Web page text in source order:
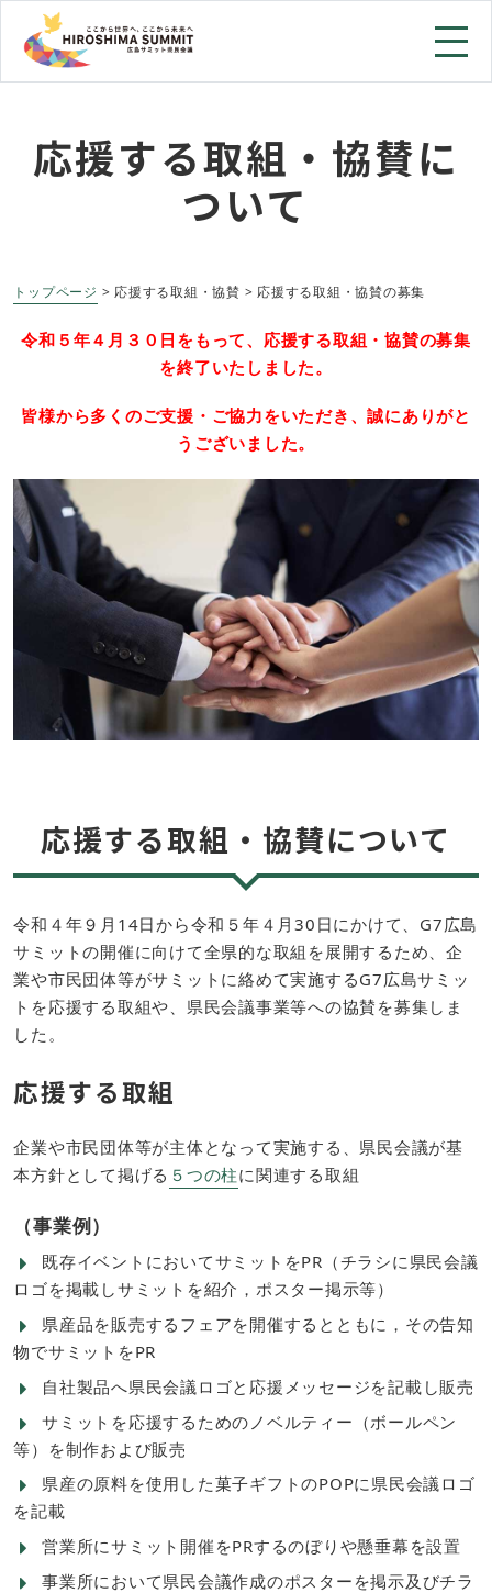
応援する取組・協賛に
ついて
トップページ > 応援する取組・協賛 > 応援する取組・協賛の募集​
令和５年４月３０日をもって、応援する取組・協賛の募集
を終了いたしました。
皆様から多くのご支援・ご協力をいただき、誠にありがと
うございました。
応援する取組・協賛について
令和４年９月14日から令和５年４月30日にかけて、G7広島
サミットの開催に向けて全県的な取組を展開するため、企
業や市民団体等がサミットに絡めて実施するG7広島サミッ
トを応援する取組や、県民会議事業等への協賛を募集しま
した。
応援する取組
企業や市民団体等が主体となって実施する、県民会議が基
本方針として掲げる ５つの柱に関連する取組
（事業例）
既存イベントにおいてサミットをPR（チラシに県民会議
ロゴを掲載しサミットを紹介，ポスター掲示等）
県産品を販売するフェアを開催するとともに，その告知
物でサミットをPR
自社製品へ県民会議ロゴと応援メッセージを記載し販売
サミットを応援するためのノベルティー（ボールペン
等）を制作および販売
県産の原料を使用した菓子ギフトのPOPに県民会議ロゴ
を記載
営業所にサミット開催をPRするのぼりや懸垂幕を設置
事業所において県民会議作成のポスターを掲示及びチラ